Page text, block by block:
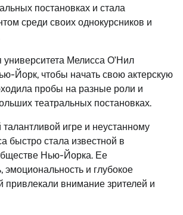
постановках и стала
среди своих однокурсников и
университета Мелисса О’Нил
Йорк, чтобы начать свою актерскую
пробы на разные роли и
театральных постановках.
игре и неустанному
быстро стала известной в
Нью-Йорка. Ее
эмоциональность и глубокое
привлекали внимание зрителей и